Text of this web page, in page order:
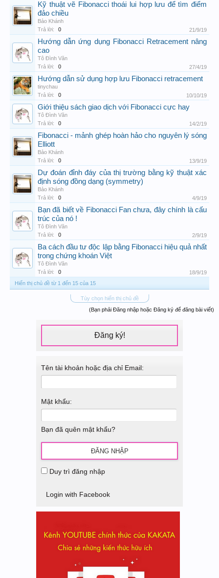
Kỹ thuật vẽ Fibonacci thoái lui hợp lưu để tìm điểm
đảo chiều
Bảo Khánh
Trả lời:
0 21/9/19
Hướng dẫn ứng dụng Fibonacci Retracement nâng
cao
Tô Đình Văn
Trả lời:
0 27/4/19
Hướng dẫn sử dụng hợp lưu Fibonacci retracement
tinychau
Trả lời:
0 10/10/19
Giới thiệu sách giao dịch với Fibonacci cực hay
Tô Đình Văn
Trả lời:
0 14/2/19
Fibonacci - mảnh ghép hoàn hảo cho nguyên lý sóng
Elliott
Bảo Khánh
Trả lời:
0 13/9/19
Dự đoán đỉnh đáy của thị trường bằng kỹ thuật xác
định sóng đồng dạng (symmetry)
Bảo Khánh
Trả lời:
0 4/9/19
Bạn đã biết về Fibonacci Fan chưa, đây chính là cấu
trúc của nó !
Tô Đình Văn
Trả lời:
0 2/9/19
Ba cách đầu tư độc lập bằng Fibonacci hiệu quả nhất
trong chứng khoán Việt
Tô Đình Văn
Trả lời:
0
18/9/19
Hiển thị chủ đề từ 1 đến 15 của 15
Tùy chọn hiển thị chủ đề
(Bạn phải Đăng nhập hoặc Đăng ký để đăng bài viết)
Đăng ký!
Tên tài khoản hoặc địa chỉ Email:
Mật khẩu:
Bạn đã quên mật khẩu?
Duy trì đăng nhập
Login with Facebook